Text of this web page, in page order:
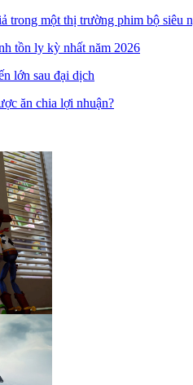
trong một thị trường phim bộ siêu
tồn ly kỳ nhất năm 2026
lớn sau đại dịch
ăn chia lợi nhuận?